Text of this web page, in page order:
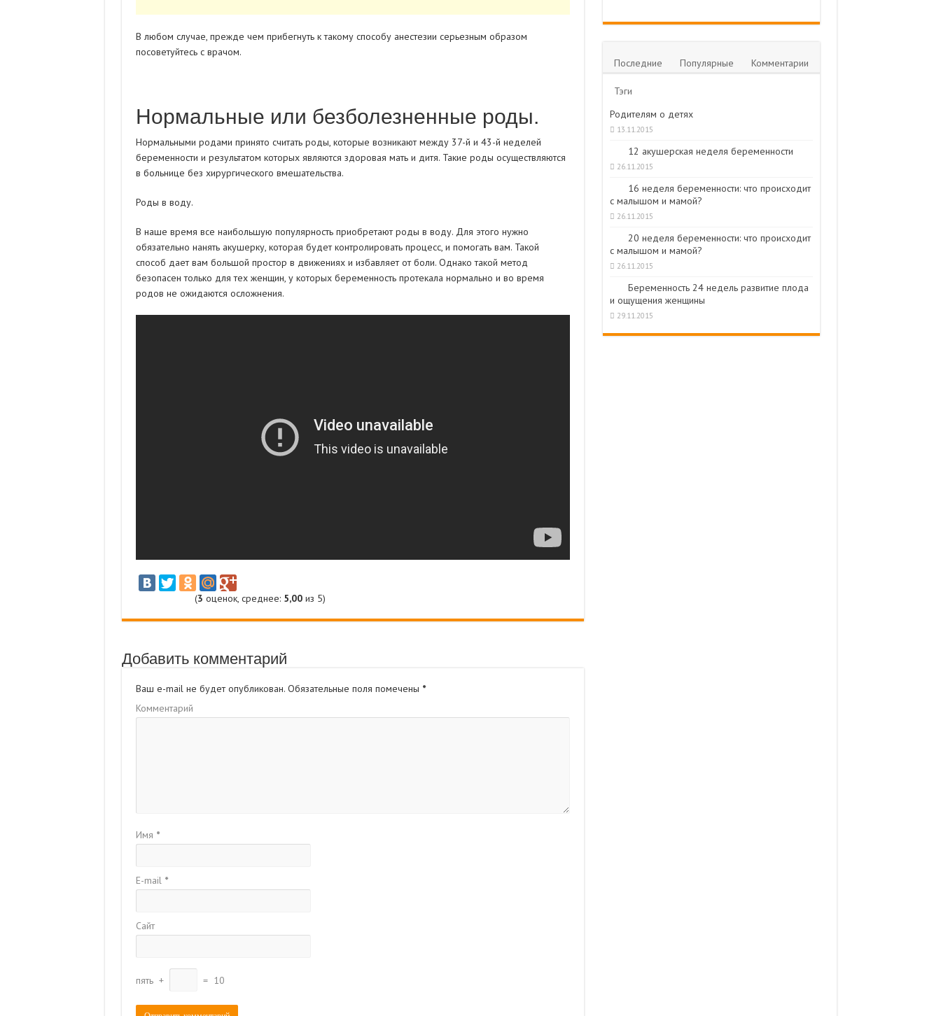
В любом случае, прежде чем прибегнуть к такому способу анестезии серьезным образом
посоветуйтесь с врачом.
Нормальные или безболезненные роды.
Нормальными родами принято считать роды, которые возникают между 37-й и 43-й неделей
беременности и результатом которых являются здоровая мать и дитя. Такие роды осуществляются
в больнице без хирургического вмешательства.
Роды в воду.
В наше время все наибольшую популярность приобретают роды в воду. Для этого нужно
обязательно нанять акушерку, которая будет контролировать процесс, и помогать вам. Такой
способ дает вам большой простор в движениях и избавляет от боли. Однако такой метод
безопасен только для тех женщин, у которых беременность протекала нормально и во время
родов не ожидаются осложнения.
(3 оценок, среднее: 5,00из 5)
Добавить комментарий
Ваш e-mail не будет опубликован.Обязательные поля помечены *
Комментарий
Имя *
E-mail *
Сайт
пять + = 10
Последние Популярные Комментарии
Тэги
Родителям о детях
13.11.2015
12 акушерская неделя беременности
26.11.2015
16 неделя беременности: что происходит
с малышом и мамой?
26.11.2015
20 неделя беременности: что происходит
с малышом и мамой?
26.11.2015
Беременность 24 недель развитие плода
и ощущения женщины
29.11.2015